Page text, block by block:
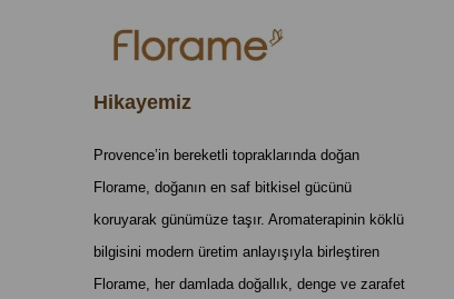
Hikayemiz
Provence’in bereketli topraklarında doğan
Florame, doğanın en saf bitkisel gücünü
koruyarak günümüze taşır. Aromaterapinin köklü
bilgisini modern üretim anlayışıyla birleştiren
Florame, her damlada doğallık, denge ve zarafet